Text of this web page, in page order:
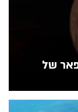
הפאר של